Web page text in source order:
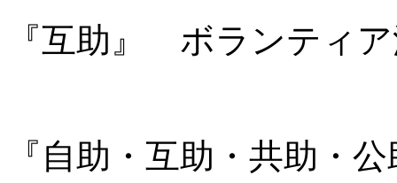
『互助』 ボランティ
『自助・互助・共助・